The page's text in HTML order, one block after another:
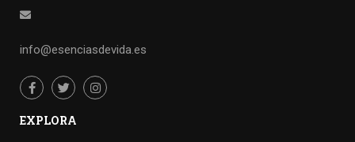
info@esenciasdevida.es
EXPLORA